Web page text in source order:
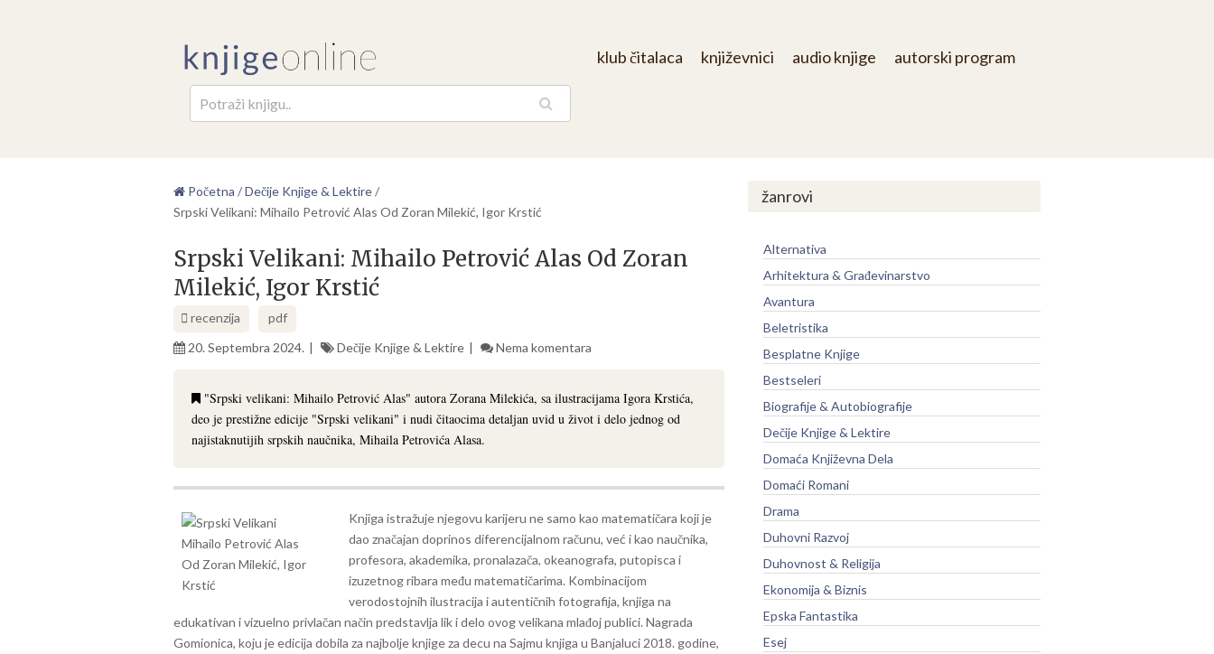
klub čitalaca književnici audio knjige autorski program
Početna /Dečije Knjige & Lektire/
Srpski Velikani: Mihailo Petrović Alas Od Zoran Milekić, Igor Krstić
Srpski Velikani: Mihailo Petrović Alas Od Zoran
Milekić, Igor Krstić
recenzija
pdf
20. Septembra 2024.
Dečije Knjige & Lektire Nema komentara
"Srpski velikani: Mihailo Petrović Alas" autora Zorana Milekića, sa ilustracijama Igora Krstića,
deo je prestižne edicije "Srpski velikani" i nudi čitaocima detaljan uvid u život i delo jednog od
najistaknutijih srpskih naučnika, Mihaila Petrovića Alasa.
Knjiga istražuje njegovu karijeru ne samo kao matematičara koji je
dao značajan doprinos diferencijalnom računu, već i kao naučnika,
profesora, akademika, pronalazača, okeanografa, putopisca i
izuzetnog ribara među matematičarima. Kombinacijom
verodostojnih ilustracija i autentičnih fotografija, knjiga na
edukativan i vizuelno privlačan način predstavlja lik i delo ovog velikana mlađoj publici. Nagrada
Gomionica, koju je edicija dobila za najbolje knjige za decu na Sajmu knjiga u Banjaluci 2018. godine,
žanrovi
Alternativa
Arhitektura & Građevinarstvo
Avantura
Beletristika
Besplatne Knjige
Bestseleri
Biografije & Autobiografije
Dečije Knjige & Lektire
Domaća Književna Dela
Domaći Romani
Drama
Duhovni Razvoj
Duhovnost & Religija
Ekonomija & Biznis
Epska Fantastika
Esej